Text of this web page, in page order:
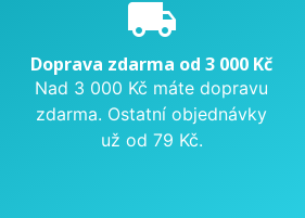
local_shipping
Doprava zdarma od 3 000 Kč
Nad 3 000 Kč máte dopravu
zdarma. Ostatní objednávky
už od 79 Kč.